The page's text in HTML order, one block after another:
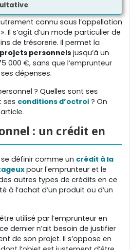
connu sous l’appellation
». Il s’agit d’un mode particulier de
de trésorerie. Il permet la
projets personnels jusqu’à un
000 €, sans que l’emprunteur
dépenses.
? Quelles sont ses
ses conditions d’octroi ? On
: un crédit en
définir comme un crédit à la
pour l'emprunteur et le
autres types de crédits en ce
à l’achat d’un produit ou d’un
utilisé par l’emprunteur en
dernier n’ait besoin de justifier
de son projet. Il s’oppose en